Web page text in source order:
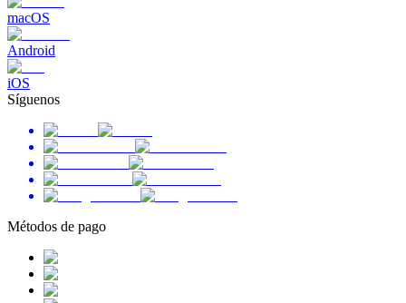
macOS
Android
iOS
Síguenos
Métodos de pago